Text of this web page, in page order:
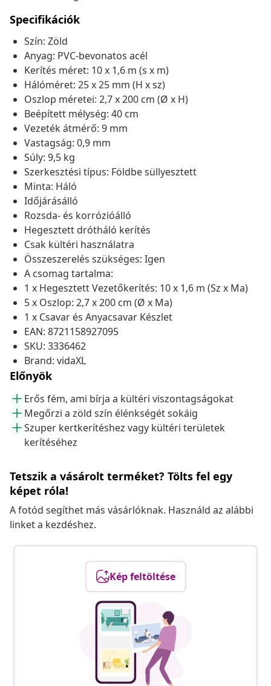
Specifikációk
Szín: Zöld
Anyag: PVC-bevonatos acél
Kerítés méret: 10 x 1,6 m (s x m)
Hálóméret: 25 x 25 mm (H x sz)
Oszlop méretei: 2,7 x 200 cm (Ø x H)
Beépített mélység: 40 cm
Vezeték átmérő: 9 mm
Vastagság: 0,9 mm
Súly: 9,5 kg
Szerkesztési típus: Földbe süllyesztett
Minta: Háló
Időjárásálló
Rozsda- és korrózióálló
Hegesztett drótháló kerítés
Csak kültéri használatra
Összeszerelés szükséges: Igen
A csomag tartalma:
1 x Hegesztett Vezetőkerítés: 10 x 1,6 m (Sz x Ma)
5 x Oszlop: 2,7 x 200 cm (Ø x Ma)
1 x Csavar és Anyacsavar Készlet
EAN: 8721158927095
SKU: 3336462
Brand: vidaXL
Előnyök
Erős fém, ami bírja a kültéri viszontagságokat
Megőrzi a zöld szín élénkségét sokáig
Szuper kertkerítéshez vagy kültéri területek
kerítéséhez
Tetszik a vásárolt terméket? Tölts fel egy
képet róla!
A fotód segíthet más vásárlóknak. Használd az alábbi
linket a kezdéshez.
Kép feltöltése